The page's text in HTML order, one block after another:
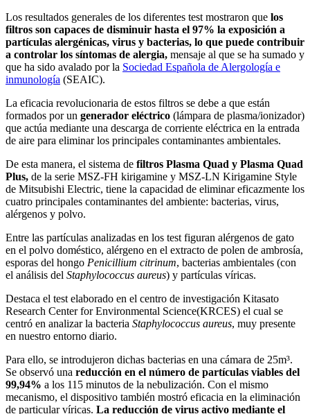
Los resultados generales de los diferentes test mostraron que los
filtros son capaces de disminuir hasta el 97% la exposición a
partículas alergénicas, virus y bacterias, lo que puede contribuir
a controlar los síntomas de alergia, mensaje al que se ha sumado y
que ha sido avalado por la Sociedad Española de Alergología e
inmunología (SEAIC).
La eficacia revolucionaria de estos filtros se debe a que están
formados por un generador eléctrico (lámpara de plasma/ionizador)
que actúa mediante una descarga de corriente eléctrica en la entrada
de aire para eliminar los principales contaminantes ambientales.
De esta manera, el sistema de filtros Plasma Quad y Plasma Quad
Plus, de la serie MSZ-FH kirigamine y MSZ-LN Kirigamine Style
de Mitsubishi Electric, tiene la capacidad de eliminar eficazmente los
cuatro principales contaminantes del ambiente: bacterias, virus,
alérgenos y polvo.​
Entre las partículas analizadas en los test figuran alérgenos de gato
en el polvo doméstico, alérgeno en el extracto de polen de ambrosía,
esporas del hongo Penicillium citrinum, bacterias ambientales (con
el análisis del Staphylococcus aureus) y partículas víricas.
Destaca el test elaborado en el centro de investigación Kitasato
Research Center for Environmental Science(KRCES) el cual se
centró en analizar la bacteria Staphylococcus aureus, muy presente
en nuestro entorno diario.
Para ello, se introdujeron dichas bacterias en una cámara de 25m³.
Se observó una reducción en el número de partículas viables del
99,94% a los 115 minutos de la nebulización. Con el mismo
mecanismo, el dispositivo también mostró eficacia en la eliminación
de particular víricas. La reducción de virus activo mediante el